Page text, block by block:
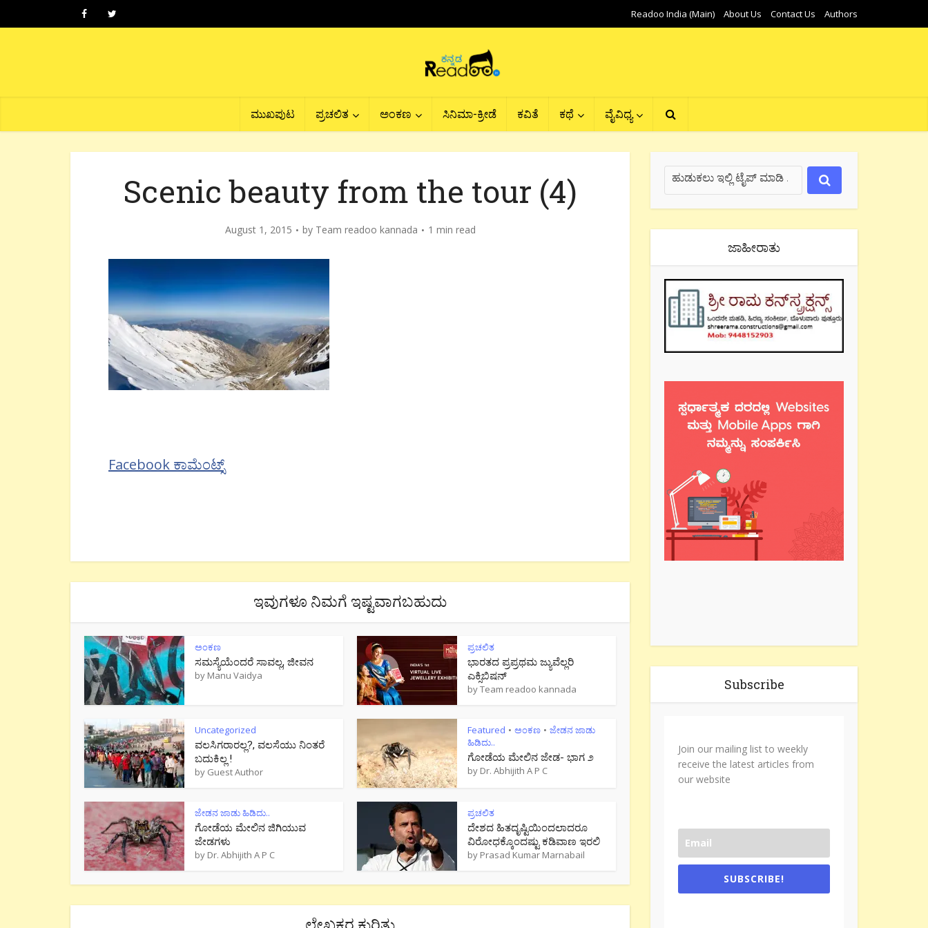
Readoo India (Main) About Us Contact Us Authors
ಮುಖಪುಟ ಪ್ರಚಲಿತ ಅಂಕಣ ಸಿನಿಮಾ-ಕ್ರೀಡೆ ಕವಿತೆ ಕಥೆ ವೈವಿಧ್ಯ
Scenic beauty from the tour (4)
August 1, 2015 by Team readoo kannada 1 min read
Facebook ಕಾಮೆಂಟ್ಸ್
ಇವುಗಳೂ ನಿಮಗೆ ಇಷ್ಟವಾಗಬಹುದು
ಅಂಕಣ
ಸಮಸ್ಯೆಯೆಂದರೆ ಸಾವಲ್ಲ, ಜೀವನ
by Manu Vaidya
ಪ್ರಚಲಿತ
ಭಾರತದ ಪ್ರಪ್ರಥಮ ಜ್ಯುವೆಲ್ಲರಿ
ಎಕ್ಸಿಬಿಷನ್
byTeam readoo kannada
Uncategorized
ವಲಸಿಗರಾರಲ್ಲ?, ವಲಸೆಯು ನಿಂತರೆ
ಬದುಕಿಲ್ಲ !
by Guest Author
Featured • ಅಂಕಣ • ಜೇಡನ ಜಾಡು
ಹಿಡಿದು..
ಗೋಡೆಯ ಮೇಲಿನ ಜೇಡ- ಭಾಗ ೨
by Dr. Abhijith A P C
ಜೇಡನ ಜಾಡು ಹಿಡಿದು..
ಗೋಡೆಯ ಮೇಲಿನ ಜಿಗಿಯುವ
ಜೇಡಗಳು
by Dr. Abhijith A P C
ಪ್ರಚಲಿತ
ದೇಶದ ಹಿತದೃಷ್ಟಿಯಿಂದಲಾದರೂ
ವಿರೋಧಕ್ಕೊಂದಷ್ಟು ಕಡಿವಾಣ ಇರಲಿ
by Prasad Kumar Marnabail
ಜಾಹೀರಾತು
Subscribe
Join our mailing list to weekly
receive the latest articles from
our website
SUBSCRIBE!